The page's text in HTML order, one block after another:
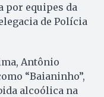
por equipes da
de Polícia
Antônio
“Baianinho”,
alcoólica na